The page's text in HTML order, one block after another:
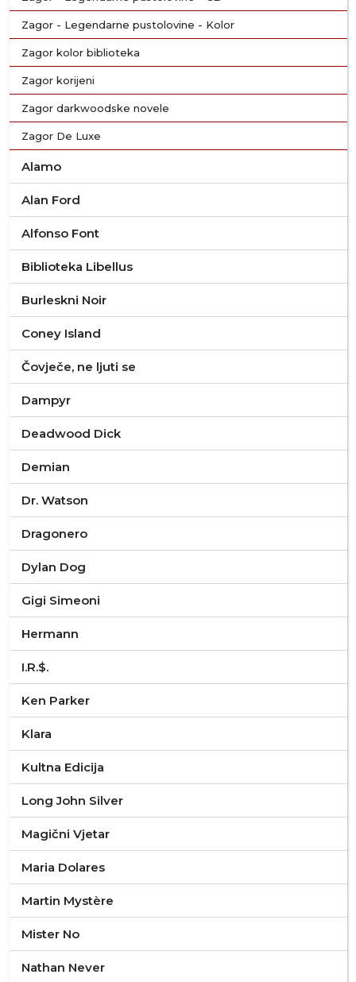
Zagor - Legendarne pustolovine - Kolor
Zagor kolor biblioteka
Zagor korijeni
Zagor darkwoodske novele
Zagor De Luxe
Alamo
Alan Ford
Alfonso Font
Biblioteka Libellus
Burleskni Noir
Coney Island
Čovječe, ne ljuti se
Dampyr
Deadwood Dick
Demian
Dr. Watson
Dragonero
Dylan Dog
Gigi Simeoni
Hermann
I.R.$.
Ken Parker
Klara
Kultna Edicija
Long John Silver
Magični Vjetar
Maria Dolares
Martin Mystère
Mister No
Nathan Never